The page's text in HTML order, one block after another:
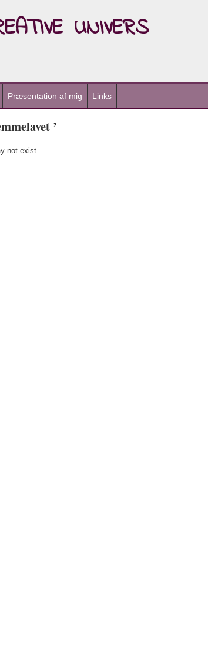
univers
Præsentation af mig Links
’
not exist